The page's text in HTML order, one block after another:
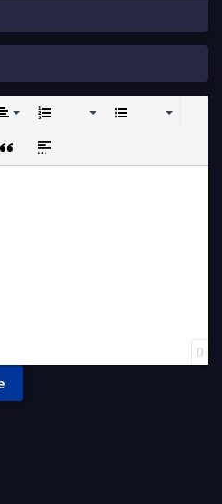
text
Quote
Insert spoiler
0